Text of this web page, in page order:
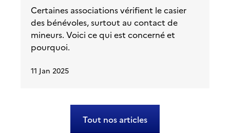
Certaines associations vérifient le casier
des bénévoles, surtout au contact de
mineurs. Voici ce qui est concerné et
pourquoi.
11 Jan 2025
Tout nos articles